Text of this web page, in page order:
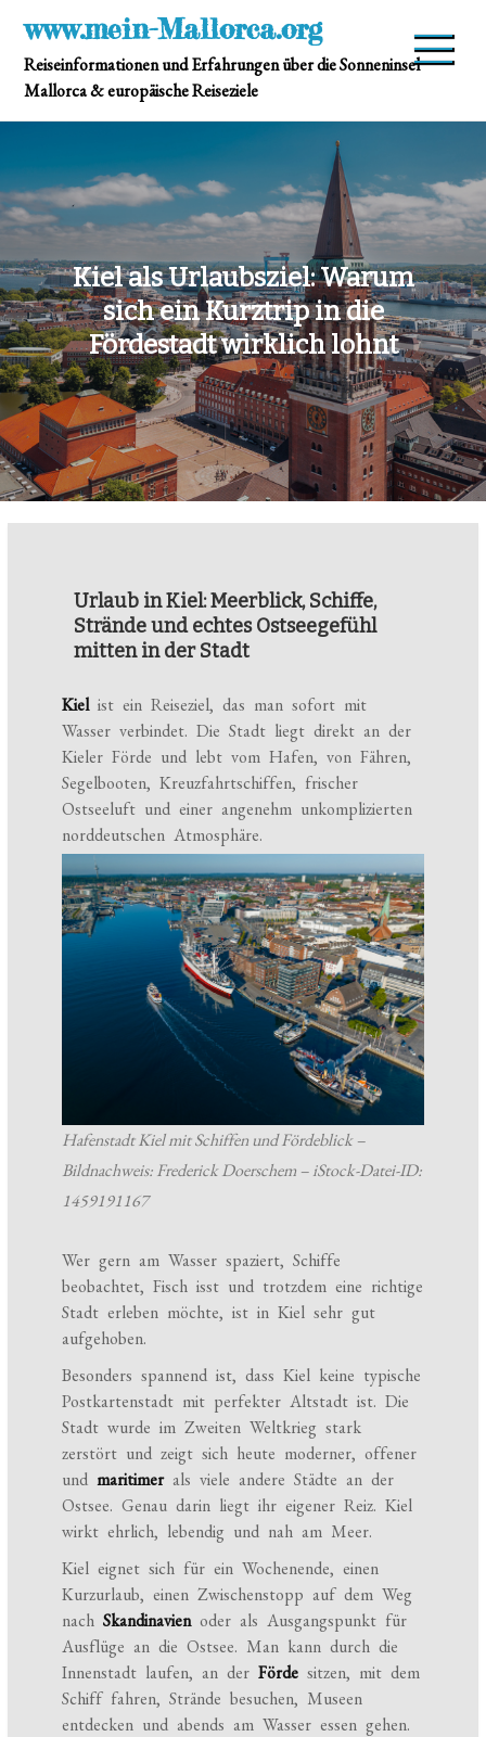
content
www.mein-Mallorca.org
Reiseinformationen und Erfahrungen über die Sonneninsel
Mallorca & europäische Reiseziele
Kiel als Urlaubsziel: Warum
sich ein Kurztrip in die
Fördestadt wirklich lohnt
Urlaub in Kiel: Meerblick, Schiffe,
Strände und echtes Ostseegefühl
mitten in der Stadt
Kielist ein Reiseziel, das man sofort mit
Wasser verbindet. Die Stadt liegt direkt an der
Kieler Förde und lebt vom Hafen, von Fähren,
Segelbooten, Kreuzfahrtschiffen, frischer
Ostseeluft und einer angenehm unkomplizierten
norddeutschen Atmosphäre.
Hafenstadt Kiel mit Schiffen und Fördeblick –
Bildnachweis: Frederick Doerschem – iStock-Datei-ID:
1459191167
Wer gern am Wasser spaziert, Schiffe
beobachtet, Fisch isst und trotzdem eine richtige
Stadt erleben möchte, ist in Kiel sehr gut
aufgehoben.
Besonders spannend ist, dass Kiel keine typische
Postkartenstadt mit perfekter Altstadt ist. Die
Stadt wurde im Zweiten Weltkrieg stark
zerstört und zeigt sich heute moderner, offener
undmaritimerals viele andere Städte an der
Ostsee. Genau darin liegt ihr eigener Reiz. Kiel
wirkt ehrlich, lebendig und nah am Meer.
Kiel eignet sich für ein Wochenende, einen
Kurzurlaub, einen Zwischenstopp auf dem Weg
nachSkandinavienoder als Ausgangspunkt für
Ausflüge an die Ostsee. Man kann durch die
Innenstadt laufen, an derFörde sitzen, mit dem
Schiff fahren, Strände besuchen, Museen
entdecken und abends am Wasser essen gehen.